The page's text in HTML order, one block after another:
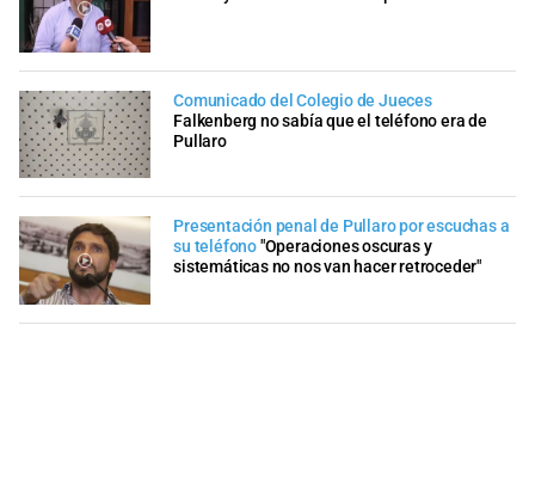
Comunicado del Colegio de Jueces
Falkenberg no sabía que el teléfono era de
Pullaro
Presentación penal de Pullaro por escuchas a
su teléfono"Operaciones oscuras y
sistemáticas no nos van hacer retroceder"